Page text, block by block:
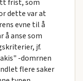
frist, som
dette var at
evne til å
å anse som
jf.
-domrnen
flere saker